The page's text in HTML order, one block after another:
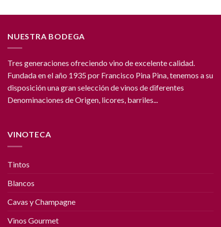
NUESTRA BODEGA
Tres generaciones ofreciendo vino de excelente calidad.
Fundada en el año 1935 por Francisco Pina Pina, tenemos a su
disposición una gran selección de vinos de diferentes
Denominaciones de Origen, licores, barriles...
VINOTECA
Tintos
Blancos
Cavas y Champagne
Vinos Gourmet